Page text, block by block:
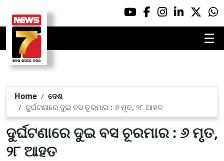
☰
Home
ଦେଶ
ଦୁର୍ଘଟଣାରେ ଦୁଇ ବସ ଚୂରମାର : ୬ ମୃତ, ୨୮ ଆହତ
ଦୁର୍ଘଟଣାରେ ଦୁଇ ବସ ଚୂରମାର : ୬ ମୃତ,
୨୮ ଆହତ